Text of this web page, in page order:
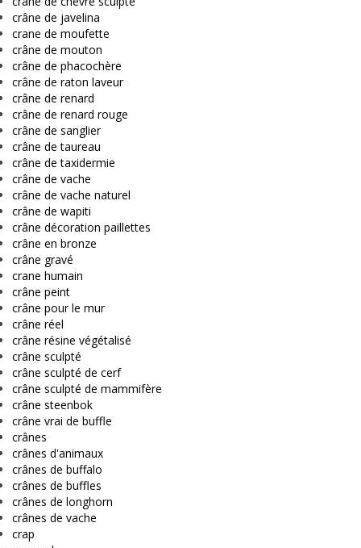
crâne de javelina
crane de moufette
crâne de mouton
crâne de phacochère
crâne de raton laveur
crâne de renard
crâne de renard rouge
crâne de sanglier
crâne de taureau
crâne de taxidermie
crâne de vache
crâne de vache naturel
crâne de wapiti
crâne décoration paillettes
crâne en bronze
crâne gravé
crane humain
crâne peint
crâne pour le mur
crâne réel
crâne résine végétalisé
crâne sculpté
crâne sculpté de cerf
crâne sculpté de mammifère
crâne steenbok
crâne vrai de buffle
crânes
crânes d'animaux
crânes de buffalo
crânes de buffles
crânes de longhorn
crânes de vache
crap